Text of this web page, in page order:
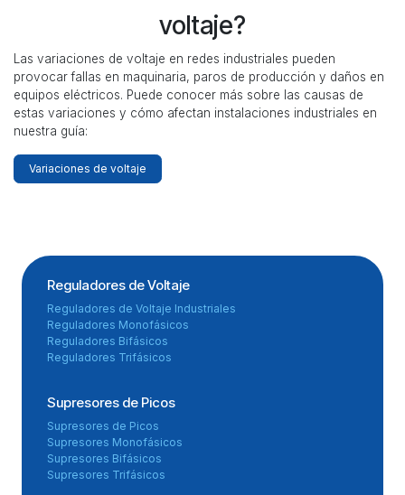
voltaje?
Las variaciones de voltaje en redes industriales pueden
provocar fallas en maquinaria, paros de producción y daños en
equipos eléctricos. Puede conocer más sobre las causas de
estas variaciones y cómo afectan instalaciones industriales en
nuestra guía:
Variaciones de voltaje
Reguladores de Voltaje
Reguladores de Voltaje Industriales
Reguladores Monofásicos
Reguladores Bifásicos
Reguladores Trifásicos
Supresores de Picos
Supresores de Picos
Supresores Monofásicos
Supresores Bifásicos
Supresores Trifásicos